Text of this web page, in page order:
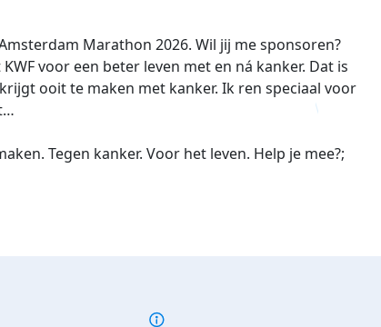
Marathon 2026. Wil jij me sponsoren?
voor een beter leven met en ná kanker. Dat is
ooit te maken met kanker. Ik ren speciaal voor
Tegen kanker. Voor het leven. Help je mee?;